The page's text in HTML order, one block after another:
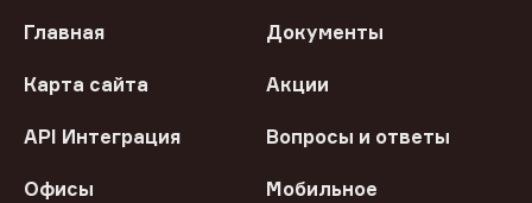
Главная Документы
Карта сайта Акции
API Интеграция Вопросы и ответы
Офисы
Мобильное